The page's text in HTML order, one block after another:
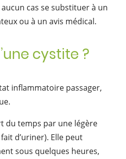
cas se substituer à un
ou à un avis médical.
cystite ?
inflammatoire passager,
du temps par une légère
d’uriner). Elle peut
sous quelques heures,